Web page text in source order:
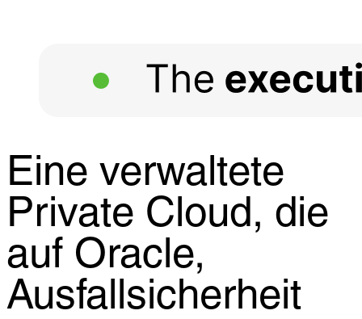
Eine verwaltete
Private Cloud, die
auf Oracle,
Ausfallsicherheit